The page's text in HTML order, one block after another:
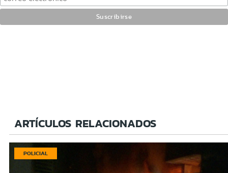
ARTÍCULOS RELACIONADOS
POLICIAL